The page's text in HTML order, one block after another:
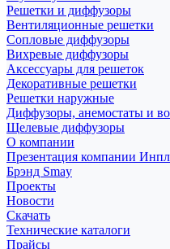
Решетки и диффузоры
Вентиляционные решетки
Сопловые диффузоры
Вихревые диффузоры
Аксессуары для решеток
Декоративные решетки
Решетки наружные
Диффузоры, анемостаты и
Щелевые диффузоры
О компании
Презентация компании
Брэнд Smay
Проекты
Новости
Скачать
Технические каталоги
Прайсы